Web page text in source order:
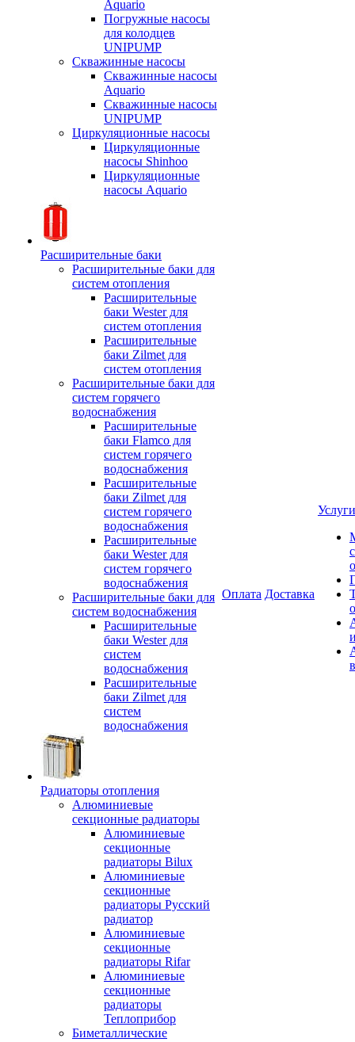
Aquario
Погружные насосы
для колодцев
UNIPUMP
Скважинные насосы
Скважинные насосы
Aquario
Скважинные насосы
UNIPUMP
Циркуляционные насосы
Циркуляционные
насосы Shinhoo
Циркуляционные
насосы Aquario
Расширительные баки
Расширительные баки для
систем отопления
Расширительные
баки Wester для
систем отопления
Расширительные
баки Zilmet для
систем отопления
Расширительные баки для
систем горячего
водоснабжения
Расширительные
баки Flamco для
систем горячего
водоснабжения
Расширительные
баки Zilmet для
систем горячего
водоснабжения
Расширительные
баки Wester для
систем горячего
водоснабжения
Расширительные баки для
систем водоснабжения
Расширительные
баки Wester для
систем
водоснабжения
Расширительные
баки Zilmet для
систем
водоснабжения
Радиаторы отопления
Алюминиевые
секционные радиаторы
Алюминиевые
секционные
радиаторы Bilux
Алюминиевые
секционные
радиаторы Русский
радиатор
Алюминиевые
секционные
радиаторы Rifar
Алюминиевые
секционные
радиаторы
Теплоприбор
Биметаллические
Оплата Доставка
Услуги